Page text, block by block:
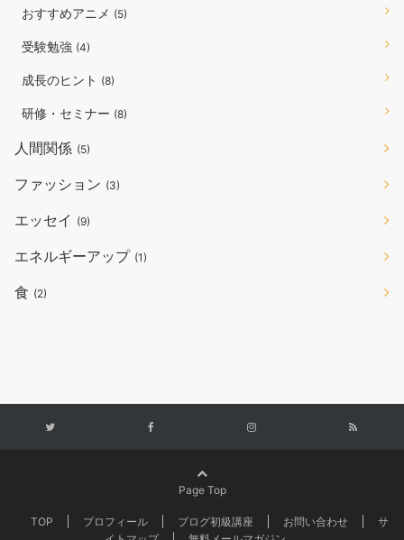
おすすめアニメ (5)
受験勉強 (4)
成長のヒント (8)
研修・セミナー (8)
人間関係 (5)
ファッション (3)
エッセイ (9)
エネルギーアップ (1)
食 (2)
Page Top
TOP プロフィール ブログ初級講座 お問い合わせ
サ